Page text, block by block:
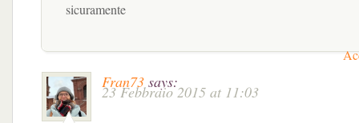
sicuramente
Fran73 says:
23 Febbraio 2015 at 11:03